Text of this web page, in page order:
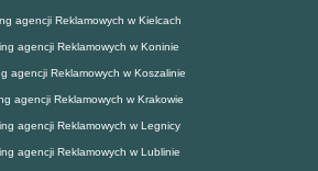
agencji Reklamowych w Kielcach
agencji Reklamowych w Koninie
agencji Reklamowych w Koszalinie
agencji Reklamowych w Krakowie
agencji Reklamowych w Legnicy
agencji Reklamowych w Lublinie